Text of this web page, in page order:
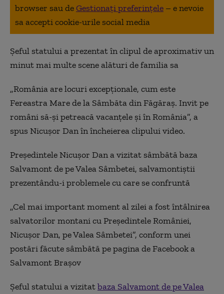
browser sau deGestionați preferințele – e nevoie
sa accepti cookie-urile social media
Șeful statului a prezentat în clipul de aproximativ un
minut mai multe scene alături de familia sa
„România are locuri excepționale, cum este
Fereastra Mare de la Sâmbăta din Făgăraș. Invit pe
români să-și petreacă vacanțele și în România”, a
spus Nicușor Dan în încheierea clipului video.
Preşedintele Nicuşor Dan a vizitat sâmbătă baza
Salvamont de pe Valea Sâmbetei, salvamontiştii
prezentându-i problemele cu care se confruntă
„Cel mai important moment al zilei a fost întâlnirea
salvatorilor montani cu Preşedintele României,
Nicuşor Dan, pe Valea Sâmbetei”, conform unei
postări făcute sâmbătă pe pagina de Facebook a
Salvamont Braşov
Şeful statului a vizitatbaza Salvamont de pe Valea